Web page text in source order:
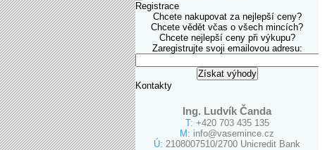
Registrace
Chcete nakupovat za nejlepší ceny?
Chcete vědět včas o všech mincích?
Chcete nejlepší ceny při výkupu?
Zaregistrujte svoji emailovou adresu:
Kontakty
Ing. Ludvík Čanda
T: +420 703 435 135
M: info@vasemince.cz
Ú: 2108007510/2700 Unicredit Bank